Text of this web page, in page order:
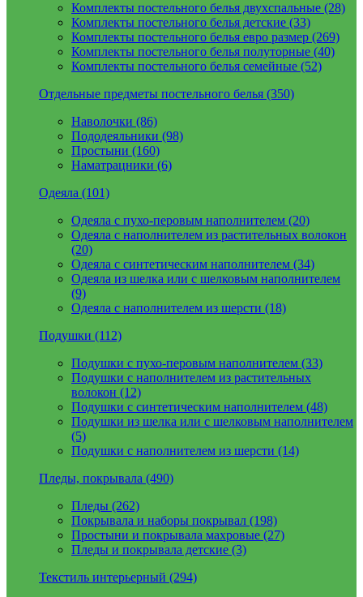
Комплекты постельного белья двухспальные (28)
Комплекты постельного белья детские (33)
Комплекты постельного белья евро размер (269)
Комплекты постельного белья полуторные (40)
Комплекты постельного белья семейные (52)
Отдельные предметы постельного белья (350)
Наволочки (86)
Пододеяльники (98)
Простыни (160)
Наматрацники (6)
Одеяла (101)
Одеяла с пухо-перовым наполнителем (20)
Одеяла с наполнителем из растительных волокон
(20)
Одеяла с синтетическим наполнителем (34)
Одеяла из шелка или с шелковым наполнителем
(9)
Одеяла с наполнителем из шерсти (18)
Подушки (112)
Подушки с пухо-перовым наполнителем (33)
Подушки с наполнителем из растительных
волокон (12)
Подушки с синтетическим наполнителем (48)
Подушки из шелка или с шелковым наполнителем
(5)
Подушки с наполнителем из шерсти (14)
Пледы, покрывала (490)
Пледы (262)
Покрывала и наборы покрывал (198)
Простыни и покрывала махровые (27)
Пледы и покрывала детские (3)
Текстиль интерьерный (294)